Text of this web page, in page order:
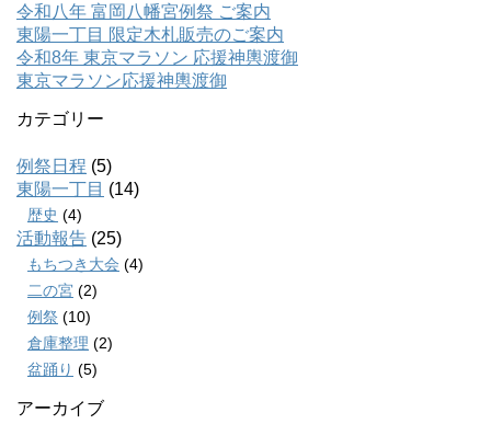
令和八年 富岡八幡宮例祭 ご案内
東陽一丁目 限定木札販売のご案内
令和8年 東京マラソン 応援神輿渡御
東京マラソン応援神輿渡御
カテゴリー
例祭日程 (5)
東陽一丁目 (14)
歴史 (4)
活動報告 (25)
もちつき大会 (4)
二の宮 (2)
例祭 (10)
倉庫整理 (2)
盆踊り (5)
アーカイブ